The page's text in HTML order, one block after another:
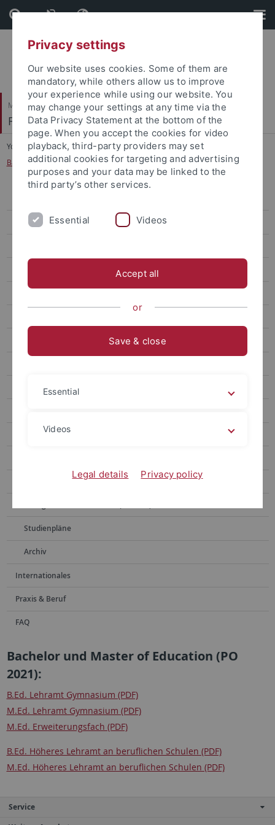
Skip
to
content
Skip
to
footer
Mathematisch-Naturwissenschaftliche Fakultät
Fachbereich Informatik
You are here: Startseite
...
Bachelor und Master of Education (PO 2021)
Lehre & Studienorganisation
Informationen und Formulare
Master (PO 2021)
Bachelor und Master of Education (PO 2021)
Modulhandbücher zur alten Prüfungsordnung 2010
Studienpläne
Archiv
Internationales
Praxis & Beruf
FAQ
Bachelor und Master of Education (PO
2021):
B.Ed. Lehramt Gymnasium (PDF)
M.Ed. Lehramt Gymnasium (PDF)
M.Ed. Erweiterungsfach (PDF)
B.Ed. Höheres Lehramt an beruflichen Schulen (PDF)
M.Ed. Höheres Lehramt an beruflichen Schulen (PDF)
Service
Privacy settings
Our website uses cookies. Some of them are
mandatory, while others allow us to improve
your experience while using our website. You
may change your settings at any time via the
Data Privacy Statement at the bottom of the
page. When you accept the cookies for video
playback, third-party providers may set
additional cookies for targeting and advertising
purposes and your data may be linked to the
third party’s other services.
Essential Videos
Accept all
or
Save & close
Essential
Videos
Legal details Privacy policy